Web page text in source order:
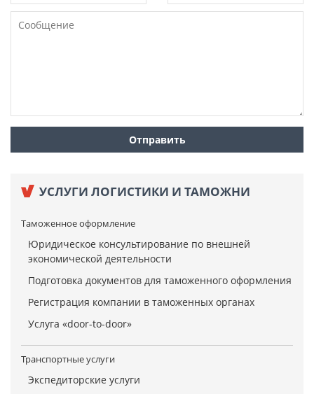
УСЛУГИ ЛОГИСТИКИ И ТАМОЖНИ
Таможенное оформление
Юридическое консультирование по внешней
экономической деятельности
Подготовка документов для таможенного оформления
Регистрация компании в таможенных органах
Услуга «door-to-door»
Транспортные услуги
Экспедиторские услуги